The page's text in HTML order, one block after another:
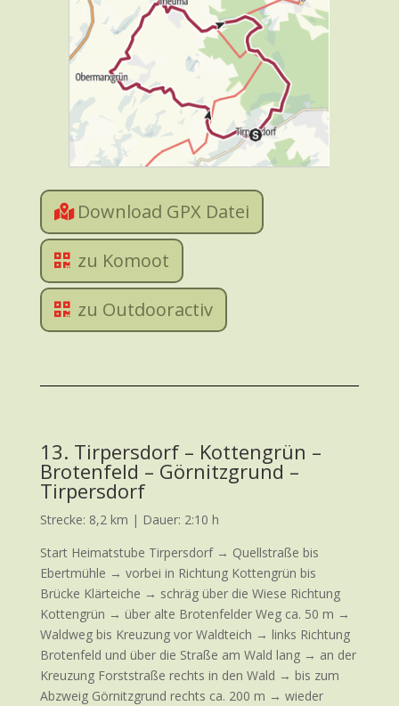
Download GPX Datei
zu Komoot
zu Outdooractiv
13. Tirpersdorf – Kottengrün –
Brotenfeld – Görnitzgrund –
Tirpersdorf
Strecke: 8,2 km | Dauer: 2:10 h
Start Heimatstube Tirpersdorf → Quellstraße bis
Ebertmühle → vorbei in Richtung Kottengrün bis
Brücke Klärteiche → schräg über die Wiese Richtung
Kottengrün → über alte Brotenfelder Weg ca. 50 m →
Waldweg bis Kreuzung vor Waldteich → links Richtung
Brotenfeld und über die Straße am Wald lang → an der
Kreuzung Forststraße rechts in den Wald → bis zum
Abzweig Görnitzgrund rechts ca. 200 m → wieder